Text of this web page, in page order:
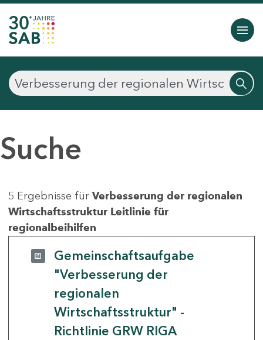
Suche
5 Ergebnisse für Verbesserung der regionalen
Wirtschaftsstruktur Leitlinie für
regionalbeihilfen
Gemeinschaftsaufgabe
"Verbesserung der
regionalen
Wirtschaftsstruktur" -
Richtlinie GRW RIGA